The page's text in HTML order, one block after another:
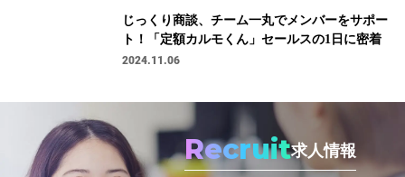
じっくり商談、チーム一丸でメンバーをサポー
ト！「定額カルモくん」セールスの1日に密着
2024.11.06
Recruit求人情報